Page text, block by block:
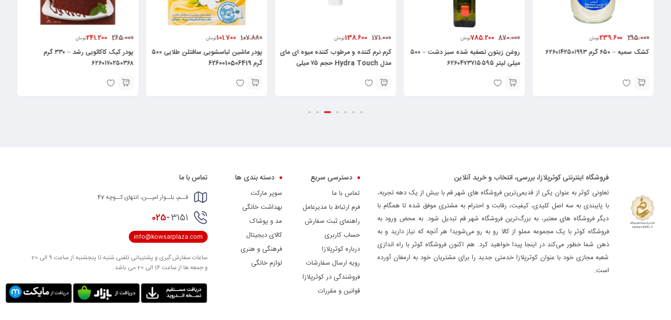
870.000
روغن زیتون تصفیه شده سبز دشت – ۵۰۰
171.000
کرم نرم کننده و مرطوب کننده میوه ای مای
مدل Hydra Touch حجم ۷۵ میلی
107.880
پودر ماشین لباسشویی سافتلن طلایی ۵۰۰
گرم 6260010506419
265.000
پودر کیک کاکائویی رشد – ۳۳۰ گرم
۶۲۶۰۱۷۰۲۵۰۳۶۸
252.000
فروشگاه اینترنتی کوثرپلازا، بررسی، انتخاب و خرید آنلاین
تعاونی کوثر به عنوان یکی از قدیمی‌ترین فروشگاه های شهر قم با بیش از یک دهه تجربه،
با پایبندی به سه اصل کلیدی، کیفیت، رقابت و احترام به مشتری موفق شده تا همگام با
دیگر فروشگاه های معتبر، به بزرگ‌ترین فروشگاه شهر قم تبدیل شود. به محض ورود به
فروشگاه کوثر با یک مجموعه مملو از کالا رو به رو می‌شوید! هر آنچه که نیاز دارید و به
ذهن شما خطور می‌کند در اینجا پیدا خواهید کرد. هم اکنون فروشگاه کوثر با راه اندازی
شعبه مجازی خود با عنوان کوثرپلازا خدمتی جدید را برای مشتریان خود به ارمغان آورده
است.
دسترسی سریع
تماس با ما
فرم ارتباط با مدیرعامل
راهنمای ثبت سفارش
حساب کاربری
درباره کوثرپلازا
رویه ارسال سفارشات
فروشندگی در کوثرپلازا
قوانین و مقررات
دسته بندی ها
سوپر مارکت
بهداشت خانگی
مد و پوشاک
کالای دیجیتال
فرهنگی و هنری
لوازم خانگی
تماس با ما
قــم، بلــوار امیــن، انتهای کــوچه 47
025-3151
info@kowsarplaza.com
ساعات سفارش گیری و پشتیبانی تلفنی شنبه تا پنجشنبه از ساعت 9 الی 20
و جمعه ها از ساعت 16 الی 20 می باشد .